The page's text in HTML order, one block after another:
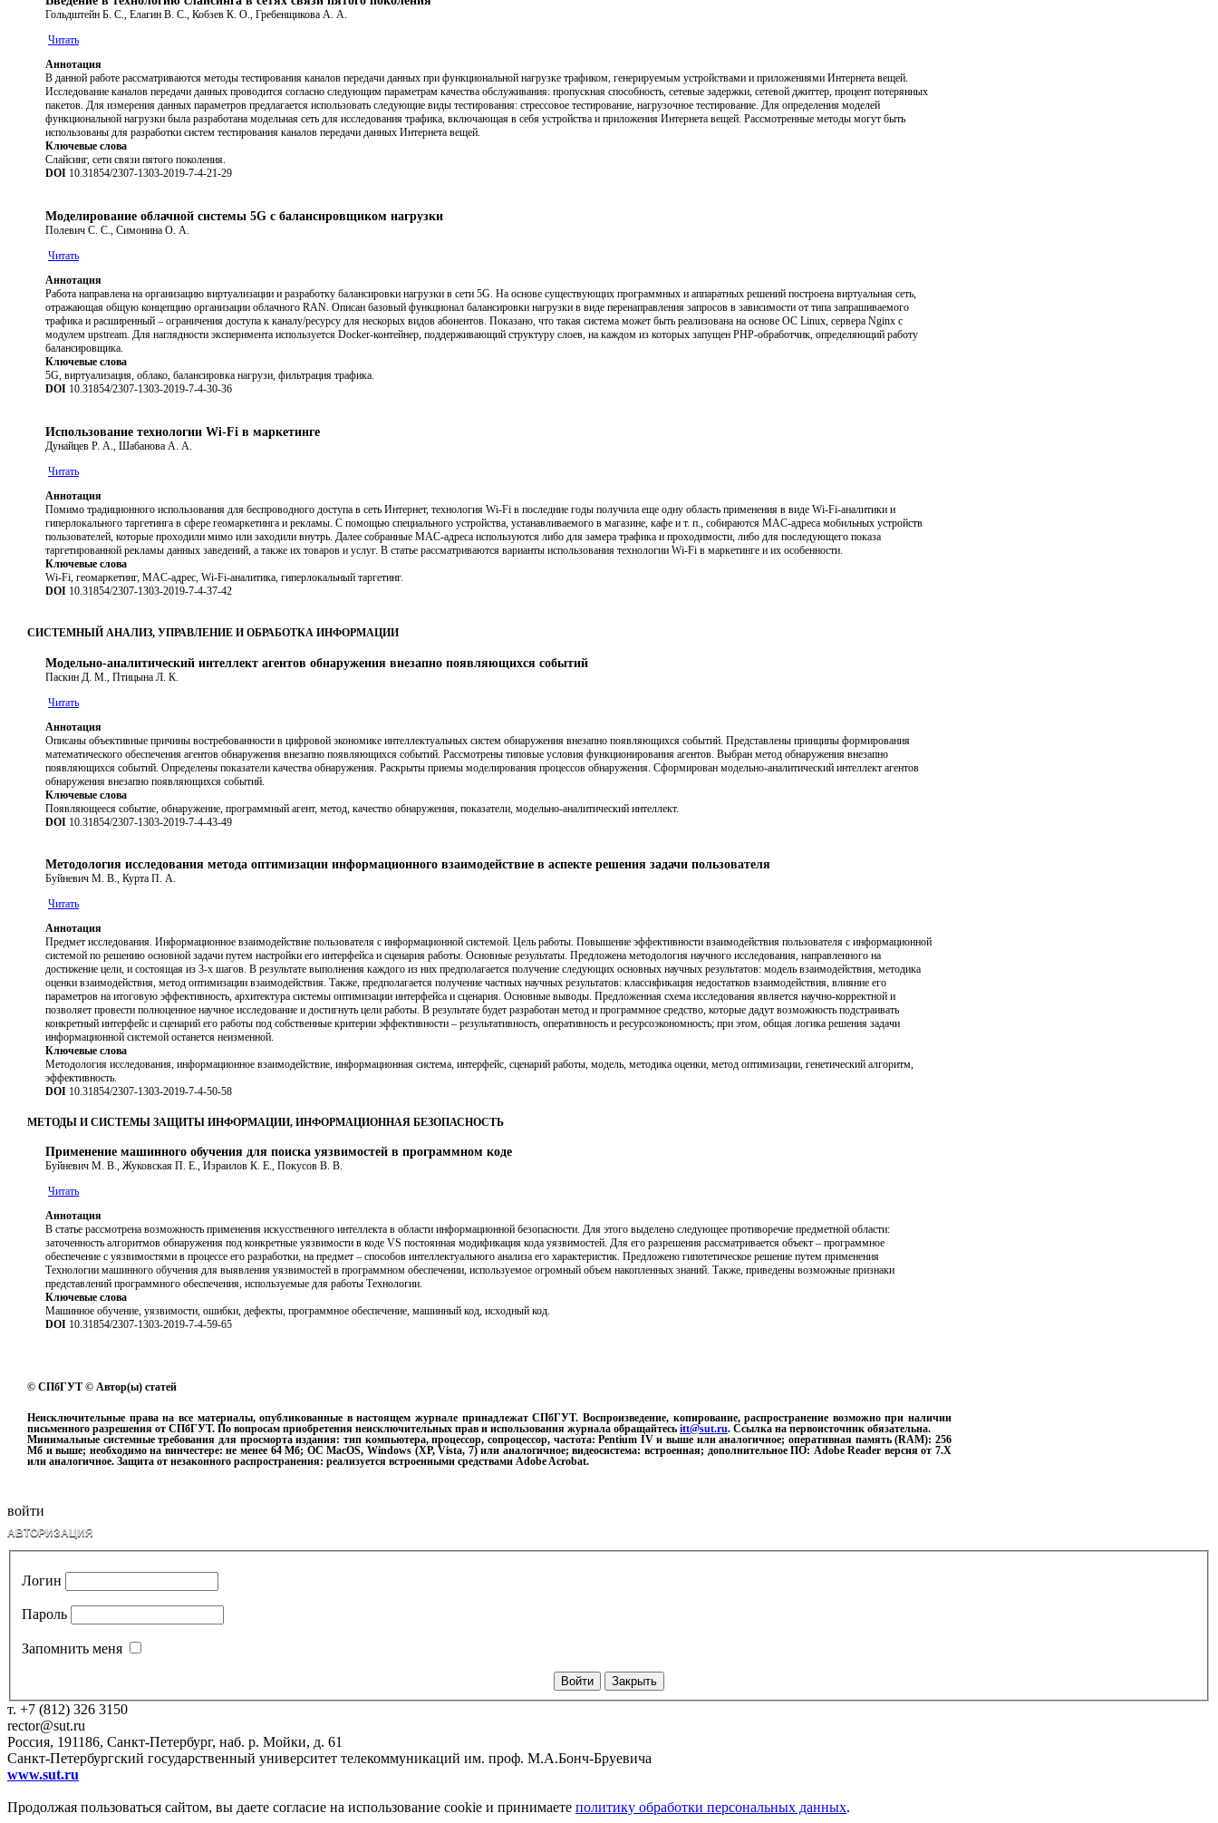
Гольдштейн Б. С., Елагин В. С., Кобзев К. О., Гребенщикова А. А.
Читать
Аннотация
В данной работе рассматриваются методы тестирования каналов передачи данных при функциональной нагрузке трафиком, генерируемым устройствами и приложениями Интернета вещей.
Исследование каналов передачи данных проводится согласно следующим параметрам качества обслуживания: пропускная способность, сетевые задержки, сетевой джиттер, процент потерянных
пакетов. Для измерения данных параметров предлагается использовать следующие виды тестирования: стрессовое тестирование, нагрузочное тестирование. Для определения моделей
функциональной нагрузки была разработана модельная сеть для исследования трафика, включающая в себя устройства и приложения Интернета вещей. Рассмотренные методы могут быть
использованы для разработки систем тестирования каналов передачи данных Интернета вещей.
Ключевые слова
Слайсинг, сети связи пятого поколения.
DOI 10.31854/2307-1303-2019-7-4-21-29
Моделирование облачной системы 5G с балансировщиком нагрузки
Полевич С. С., Симонина О. А.
Читать
Аннотация
Работа направлена на организацию виртуализации и разработку балансировки нагрузки в сети 5G. На основе существующих программных и аппаратных решений построена виртуальная сеть,
отражающая общую концепцию организации облачного RAN. Описан базовый функционал балансировки нагрузки в виде перенаправления запросов в зависимости от типа запрашиваемого
трафика и расширенный – ограничения доступа к каналу/ресурсу для нескорых видов абонентов. Показано, что такая система может быть реализована на основе ОС Linux, сервера Nginx с
модулем upstream. Для наглядности эксперимента используется Docker-контейнер, поддерживающий структуру слоев, на каждом из которых запущен PHP-обработчик, определяющий работу
балансировщика.
Ключевые слова
5G, виртуализация, облако, балансировка нагрузи, фильтрация трафика.
DOI 10.31854/2307-1303-2019-7-4-30-36
Использование технологии Wi-Fi в маркетинге
Дунайцев Р. А., Шабанова А. А.
Читать
Аннотация
Помимо традиционного использования для беспроводного доступа в сеть Интернет, технология Wi-Fi в последние годы получила еще одну область применения в виде Wi-Fi-аналитики и
гиперлокального таргетинга в сфере геомаркетинга и рекламы. С помощью специального устройства, устанавливаемого в магазине, кафе и т. п., собираются MAC-адреса мобильных устройств
пользователей, которые проходили мимо или заходили внутрь. Далее собранные MAC-адреса используются либо для замера трафика и проходимости, либо для последующего показа
таргетированной рекламы данных заведений, а также их товаров и услуг. В статье рассматриваются варианты использования технологии Wi-Fi в маркетинге и их особенности.
Ключевые слова
Wi-Fi, геомаркетинг, MAC-адрес, Wi-Fi-аналитика, гиперлокальный таргетинг.
DOI 10.31854/2307-1303-2019-7-4-37-42
СИСТЕМНЫЙ АНАЛИЗ, УПРАВЛЕНИЕ И ОБРАБОТКА ИНФОРМАЦИИ
Модельно-аналитический интеллект агентов обнаружения внезапно появляющихся событий
Паскин Д. М., Птицына Л. К.
Читать
Аннотация
Описаны объективные причины востребованности в цифровой экономике интеллектуальных систем обнаружения внезапно появляющихся событий. Представлены принципы формирования
математического обеспечения агентов обнаружения внезапно появляющихся событий. Рассмотрены типовые условия функционирования агентов. Выбран метод обнаружения внезапно
появляющихся событий. Определены показатели качества обнаружения. Раскрыты приемы моделирования процессов обнаружения. Сформирован модельно-аналитический интеллект агентов
обнаружения внезапно появляющихся событий.
Ключевые слова
Появляющееся событие, обнаружение, программный агент, метод, качество обнаружения, показатели, модельно-аналитический интеллект.
DOI 10.31854/2307-1303-2019-7-4-43-49
Методология исследования метода оптимизации информационного взаимодействие в аспекте решения задачи пользователя
Буйневич М. В., Курта П. А.
Читать
Аннотация
Предмет исследования. Информационное взаимодействие пользователя с информационной системой. Цель работы. Повышение эффективности взаимодействия пользователя с информационной
системой по решению основной задачи путем настройки его интерфейса и сценария работы. Основные результаты. Предложена методология научного исследования, направленного на
достижение цели, и состоящая из 3-х шагов. В результате выполнения каждого из них предполагается получение следующих основных научных результатов: модель взаимодействия, методика
оценки взаимодействия, метод оптимизации взаимодействия. Также, предполагается получение частных научных результатов: классификация недостатков взаимодействия, влияние его
параметров на итоговую эффективность, архитектура системы оптимизации интерфейса и сценария. Основные выводы. Предложенная схема исследования является научно-корректной и
позволяет провести полноценное научное исследование и достигнуть цели работы. В результате будет разработан метод и программное средство, которые дадут возможность подстраивать
конкретный интерфейс и сценарий его работы под собственные критерии эффективности – результативность, оперативность и ресурсоэкономность; при этом, общая логика решения задачи
информационной системой останется неизменной.
Ключевые слова
Методология исследования, информационное взаимодействие, информационная система, интерфейс, сценарий работы, модель, методика оценки, метод оптимизации, генетический алгоритм,
эффективность.
DOI 10.31854/2307-1303-2019-7-4-50-58
МЕТОДЫ И СИСТЕМЫ ЗАЩИТЫ ИНФОРМАЦИИ, ИНФОРМАЦИОННАЯ БЕЗОПАСНОСТЬ
Применение машинного обучения для поиска уязвимостей в программном коде
Буйневич М. В., Жуковская П. Е., Израилов К. Е., Покусов В. В.
Читать
Аннотация
В статье рассмотрена возможность применения искусственного интеллекта в области информационной безопасности. Для этого выделено следующее противоречие предметной области:
заточенность алгоритмов обнаружения под конкретные уязвимости в коде VS постоянная модификация кода уязвимостей. Для его разрешения рассматривается объект – программное
обеспечение с уязвимостями в процессе его разработки, на предмет – способов интеллектуального анализа его характеристик. Предложено гипотетическое решение путем применения
Технологии машинного обучения для выявления уязвимостей в программном обеспечении, используемое огромный объем накопленных знаний. Также, приведены возможные признаки
представлений программного обеспечения, используемые для работы Технологии.
Ключевые слова
Машинное обучение, уязвимости, ошибки, дефекты, программное обеспечение, машинный код, исходный код.
DOI 10.31854/2307-1303-2019-7-4-59-65
© СПбГУТ © Автор(ы) статей
Неисключительные права на все материалы, опубликованные в настоящем журнале принадлежат СПбГУТ. Воспроизведение, копирование, распространение возможно при наличии
письменного разрешения от СПбГУТ. По вопросам приобретения неисключительных прав и использования журнала обращайтесь itt@sut.ru. Ссылка на первоисточник обязательна.
Минимальные системные требования для просморта издания: тип компьютера, процессор, сопроцессор, частота: Pentium IV и выше или аналогичное; оперативная память (RAM): 256
Мб и выше; необходимо на винчестере: не менее 64 Мб; ОС MacOS, Windows (XP, Vista, 7) или аналогичное; видеосистема: встроенная; дополнительное ПО: Adobe Reader версия от 7.X
или аналогичное. Защита от незаконного распространения: реализуется встроенными средствами Adobe Acrobat.
войти
АВТОРИЗАЦИЯ
Логин
Пароль
Запомнить меня
Закрыть
т. +7 (812) 326 3150
rector@sut.ru
Россия, 191186, Санкт-Петербург, наб. р. Мойки, д. 61
Санкт-Петербургский государственный университет телекоммуникаций им. проф. М.А.Бонч-Бруевича
www.sut.ru
Продолжая пользоваться сайтом, вы даете согласие на использование cookie и принимаете политику обработки персональных данных.